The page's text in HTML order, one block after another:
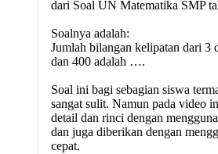
dari Soal UN Matematika SMP
Soalnya adalah:
Jumlah bilangan kelipatan dari 3
dan 400 adalah ….
Soal ini bagi sebagian siswa
sangat sulit. Namun pada video
detail dan rinci dengan
dan juga diberikan dengan
cepat.